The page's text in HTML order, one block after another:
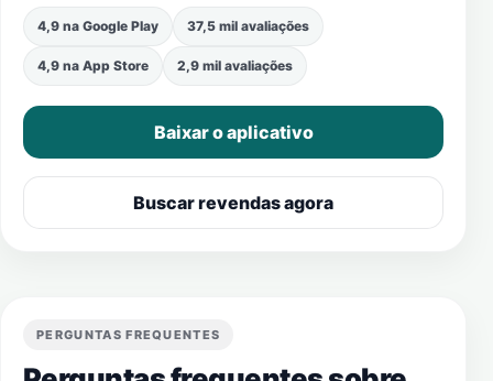
4,9 na Google Play 37,5 mil avaliações
4,9 na App Store 2,9 mil avaliações
Baixar o aplicativo
Buscar revendas agora
PERGUNTAS FREQUENTES